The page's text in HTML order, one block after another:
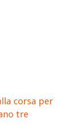
corsa per
tre